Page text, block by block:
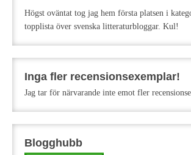
Högst oväntat tog jag hem första platsen i
topplista över svenska litteraturbloggar. Kul!
Inga fler recensionsexemplar!
Jag tar för närvarande inte emot fler
Blogghubb